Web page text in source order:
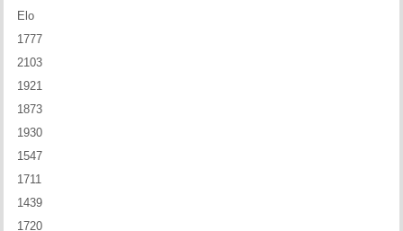
Elo
1777
2103
1921
1873
1930
1547
1711
1439
1720